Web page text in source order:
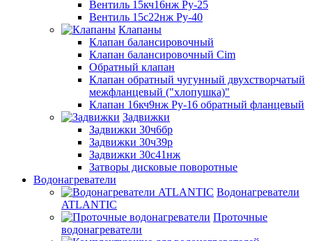
Вентиль 15кч16нж Ру-25
Вентиль 15с22нж Ру-40
Клапаны
Клапан балансировочный
Клапан балансировочный Cim
Обратный клапан
Клапан обратный чугунный двухстворчатый
межфланцевый ("хлопушка)"
Клапан 16кч9нж Ру-16 обратный фланцевый
Задвижки
Задвижки 30ч6бр
Задвижки 30ч39р
Задвижки 30с41нж
Затворы дисковые поворотные
Водонагреватели
Водонагреватели
ATLANTIC
Проточные
водонагреватели